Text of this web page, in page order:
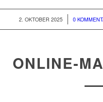
2. OKTOBER 2025
/ 0 /
ONLINE-